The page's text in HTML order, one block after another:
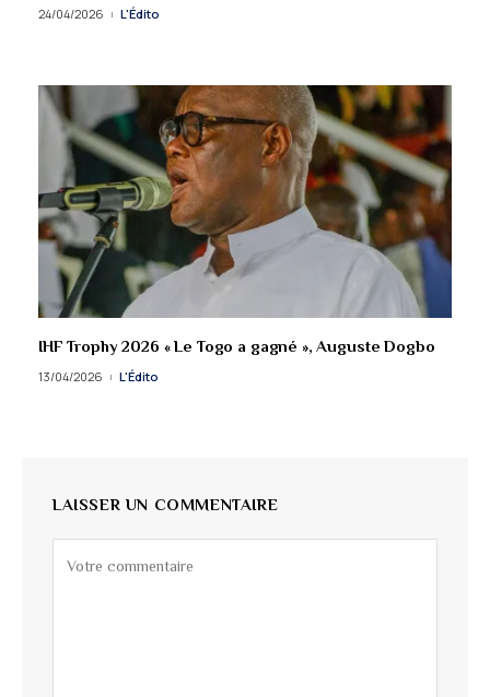
24/04/2026 L'Édito
IHF Trophy 2026 « Le Togo a gagné », Auguste Dogbo
13/04/2026 L'Édito
LAISSER UN COMMENTAIRE